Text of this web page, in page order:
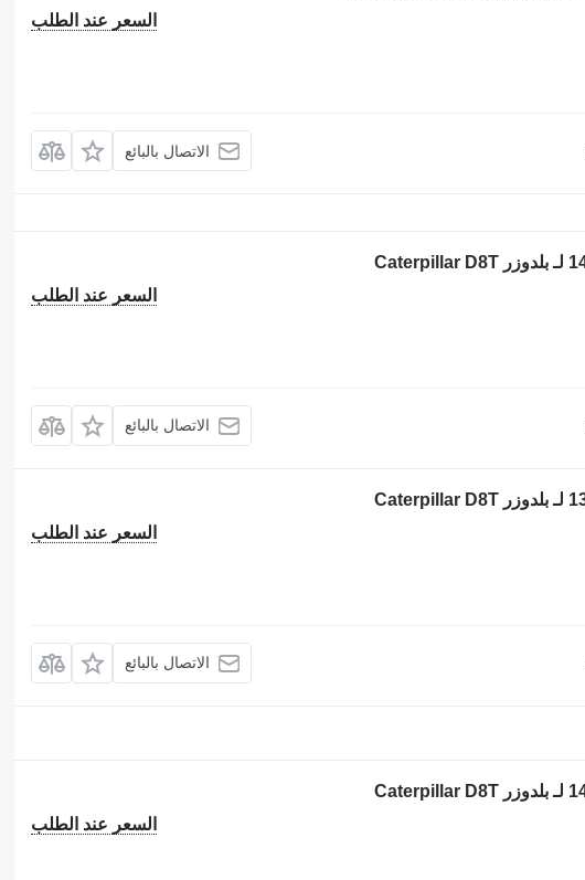
السعر عند الطلب
الاتصال بالبائع
السعر عند الطلب
الاتصال بالبائع
السعر عند الطلب
الاتصال بالبائع
السعر عند الطلب